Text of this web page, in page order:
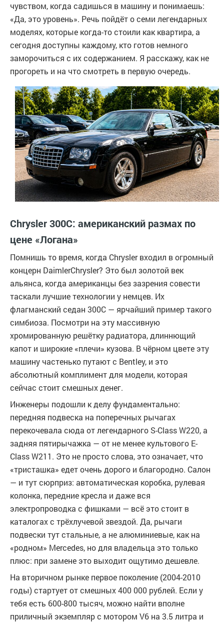
чувством, когда садишься в машину и понимаешь:
«Да, это уровень». Речь пойдёт о семи легендарных
моделях, которые когда-то стоили как квартира, а
сегодня доступны каждому, кто готов немного
заморочиться с их содержанием. Я расскажу, как не
прогореть и на что смотреть в первую очередь.
Chrysler 300C: американский размах по
цене «Логана»
Помнишь то время, когда Chrysler входил в огромный
концерн DaimlerChrysler? Это был золотой век
альянса, когда американцы без зазрения совести
таскали лучшие технологии у немцев. Их
флагманский седан 300C — ярчайший пример такого
симбиоза. Посмотри на эту массивную
хромированную решётку радиатора, длиннющий
капот и широкие «плечи» кузова. В чёрном цвете эту
машину частенько путают с Bentley, и это
абсолютный комплимент для модели, которая
сейчас стоит смешных денег.
Инженеры подошли к делу фундаментально:
передняя подвеска на поперечных рычагах
перекочевала сюда от легендарного S-Class W220, а
задняя пятирычажка — от не менее культового E-
Class W211. Это не просто слова, это означает, что
«тристашка» едет очень дорого и благородно. Салон
— и тут сюрприз: автоматическая коробка, рулевая
колонка, передние кресла и даже вся
электропроводка с фишками — всё это стоит в
каталогах с трёхлучевой звездой. Да, рычаги
подвески тут стальные, а не алюминиевые, как на
«родном» Mercedes, но для владельца это только
плюс: при замене это выходит ощутимо дешевле.
На вторичном рынке первое поколение (2004-2010
годы) стартует от смешных 400 000 рублей. Если у
тебя есть 600-800 тысяч, можно найти вполне
приличный экземпляр с мотором V6 на 3.5 литра и